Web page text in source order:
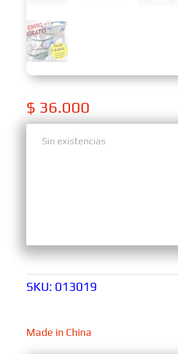
$ 36.000
Sin existencias
Sin existencias
SKU: 013019
Made in China